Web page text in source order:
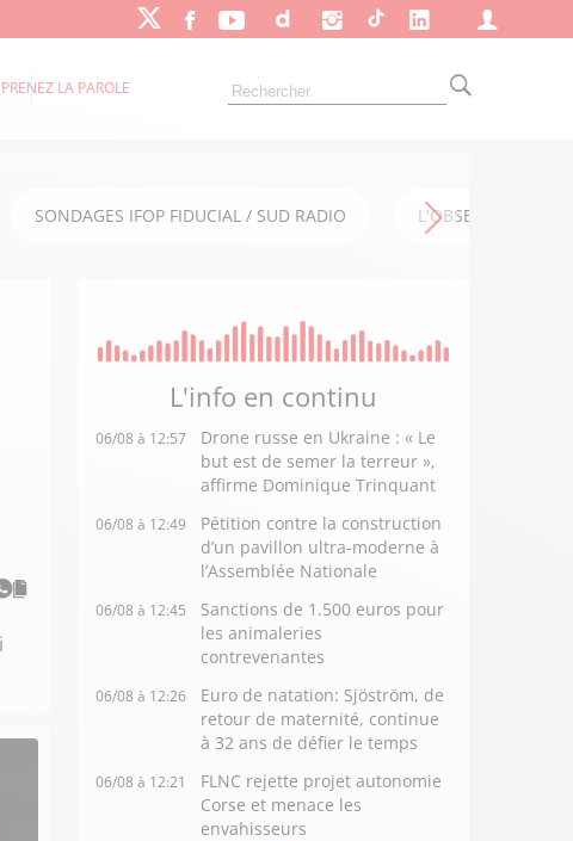
PRENEZ LA PAROLE
SONDAGES IFOP FIDUCIAL / SUD RADIO L'OBSERVATOIRE
L'info en continu
06/08 à 12:57
Drone russe en Ukraine : « Le
but est de semer la terreur »,
affirme Dominique Trinquant
06/08 à 12:49
Pétition contre la construction
d’un pavillon ultra-moderne à
l’Assemblée Nationale
06/08 à 12:45
Sanctions de 1.500 euros pour
les animaleries
contrevenantes
06/08 à 12:26
Euro de natation: Sjöström, de
retour de maternité, continue
à 32 ans de défier le temps
06/08 à 12:21
FLNC rejette projet autonomie
Corse et menace les
envahisseurs